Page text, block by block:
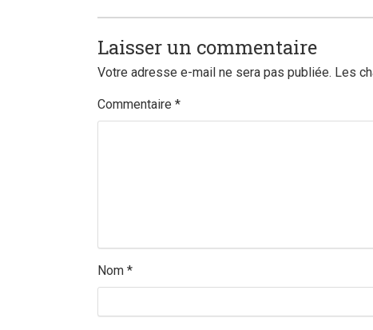
Laisser un commentaire
Votre adresse e-mail ne sera pas publiée. Les
Commentaire *
Nom *